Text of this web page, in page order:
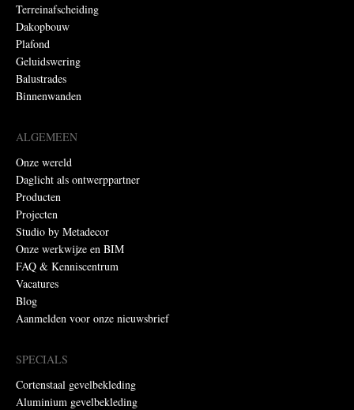
Terreinafscheiding
Dakopbouw
Plafond
Geluidswering
Balustrades
Binnenwanden
ALGEMEEN
Onze wereld
Daglicht als ontwerppartner
Producten
Projecten
Studio by Metadecor
Onze werkwijze en BIM
FAQ & Kenniscentrum
Vacatures
Blog
Aanmelden voor onze nieuwsbrief
SPECIALS
Cortenstaal gevelbekleding
Aluminium gevelbekleding